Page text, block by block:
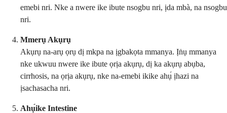
emebi nri. Nke a nwere ike ibute nsogbu nri, ịda mbà, na nsogbu
nri.
Mmerụ Akụrụ
Akụrụ na-arụ ọrụ dị mkpa na ịgbakọta mmanya. Ịṅụ mmanya
nke ukwuu nwere ike ibute ọrịa akụrụ, dị ka akụrụ abụba,
cirrhosis, na ọrịa akụrụ, nke na-emebi ikike ahụ́ ịhazi na
ịsachasacha nri.
Ahụ́ike Intestine